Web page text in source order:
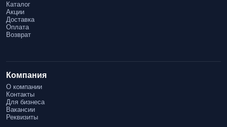
Каталог
Акции
Доставка
Оплата
Возврат
Компания
О компании
Контакты
Для бизнеса
Вакансии
Реквизиты